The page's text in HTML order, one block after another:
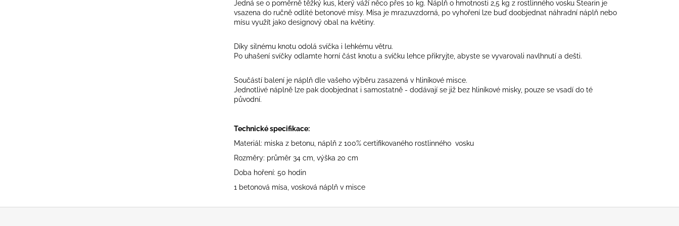
Jedná se o poměrně těžký kus, který váží něco přes 10 kg. Náplň o hmotnosti 2,5 kg z rostlinného vosku Stearin je
vsazena do ručně odlité betonové mísy. Mísa je mrazuvzdorná, po vyhoření lze buď doobjednat náhradní náplň nebo
mísu využít jako designový obal na květiny.
Díky silnému knotu odolá svíčka i lehkému větru.
Po uhašení svíčky odlamte horní část knotu a svíčku lehce přikryjte, abyste se vyvarovali navlhnutí a dešti.
Součástí balení je náplň dle vašeho výběru zasazená v hliníkové misce.
Jednotlivé náplně lze pak doobjednat i samostatně - dodávají se již bez hliníkové misky, pouze se vsadí do té
původní.
Technické specifikace:
Materiál: miska z betonu, náplň z 100% certifikovaného rostlinného vosku
Rozměry: průměr 34 cm, výška 20 cm
Doba hoření: 50 hodin
1 betonová mísa, vosková náplň v misce